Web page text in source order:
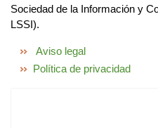
Sociedad de la Información y
LSSI).
Aviso legal
Política de privacidad